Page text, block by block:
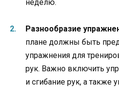
неделю.
Разнообразие
плане должны быть
упражнения для
рук. Важно включить
и сгибание рук, а также